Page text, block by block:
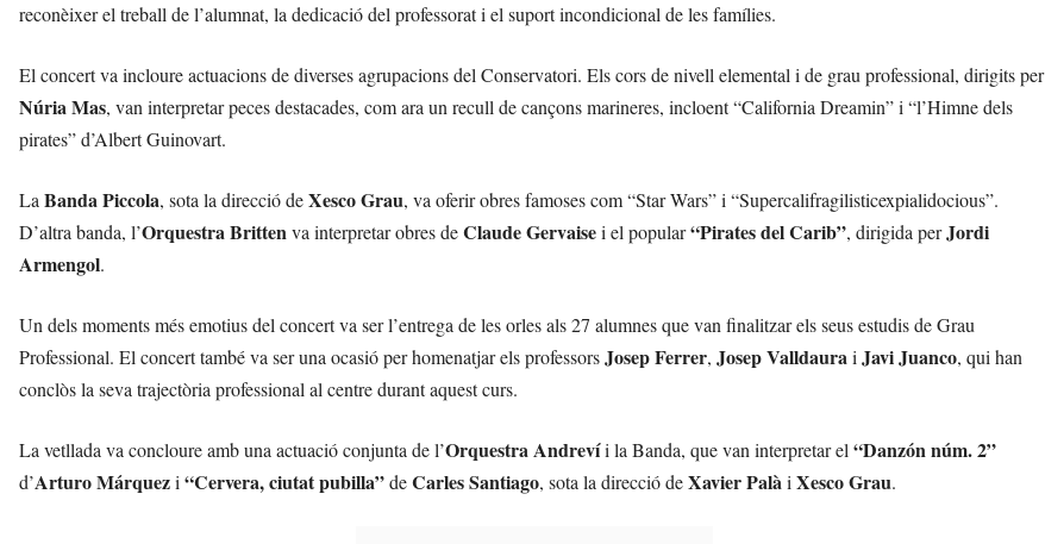
reconèixer el treball de l’alumnat, la dedicació del professorat i el suport incondicional de les famílies.
El concert va incloure actuacions de diverses agrupacions del Conservatori. Els cors de nivell elemental i de grau professional, dirigits per
Núria Mas, van interpretar peces destacades, com ara un recull de cançons marineres, incloent “California Dreamin” i “l’Himne dels
pirates” d’Albert Guinovart.
La Banda Piccola, sota la direcció deXesco Grau, va oferir obres famoses com “Star Wars” i “Supercalifragilisticexpialidocious”.
D’altra banda, l’Orquestra Brittenva interpretar obres deClaude Gervaisei el popular“Pirates del Carib”, dirigida perJordi
Armengol.
Un dels moments més emotius del concert va ser l’entrega de les orles als 27 alumnes que van finalitzar els seus estudis de Grau
Professional. El concert també va ser una ocasió per homenatjar els professorsJosep Ferrer, Josep Valldaurai Javi Juanco, qui han
conclòs la seva trajectòria professional al centre durant aquest curs.
La vetllada va concloure amb una actuació conjunta de l’Orquestra Andrevíi la Banda, que van interpretar el “Danzón núm. 2”
d’Arturo Márquezi “Cervera, ciutat pubilla”deCarles Santiago, sota la direcció deXavier Palài Xesco Grau.